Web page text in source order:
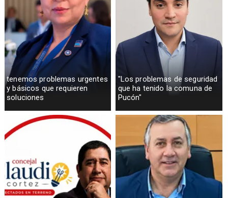
tenemos problemas urgentes
y básicos que requieren
soluciones
"Los problemas de seguridad
que ha tenido la comuna de
Pucón"